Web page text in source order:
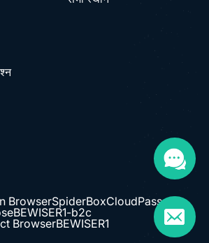
BrowserSpiderBoxCloudPass
BEWISER1-b2c
BrowserBEWISER1